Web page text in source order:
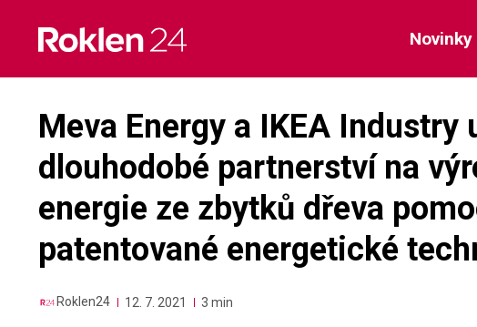
content
Novinky
Meva Energy a IKEA Industry
dlouhodobé partnerství na
energie ze zbytků dřeva
patentované energetické
Roklen24 12. 7. 2021 3 min